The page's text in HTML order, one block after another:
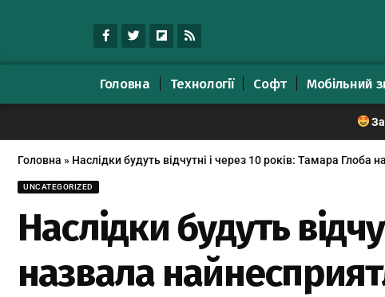
Головна Технології Софт Мобільний
Головна » Наслідки будуть відчутні і через 10 років: Тамара Глоба
UNCATEGORIZED
Наслідки будуть
назвала